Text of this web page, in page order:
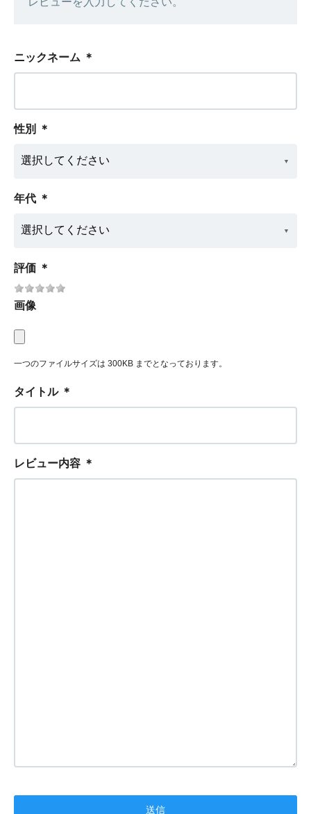
ニックネーム ＊
性別 ＊
年代 ＊
評価 ＊
画像
一つのファイルサイズは 300KB までとなっております。
タイトル ＊
レビュー内容 ＊